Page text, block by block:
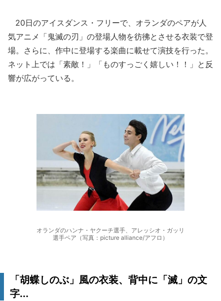
20日のアイスダンス・フリーで、オランダのペアが人
気アニメ「鬼滅の刃」の登場人物を彷彿とさせる衣装で登
場。さらに、作中に登場する楽曲に載せて演技を行った。
ネット上では「素敵！」「ものすっごく嬉しい！！」と反
響が広がっている。
オランダのハンナ・ヤクーチ選手、アレッシオ・ガッリ
選手ペア（写真：picture alliance/アフロ）
「胡蝶しのぶ」風の衣装、背中に「滅」の文
字...